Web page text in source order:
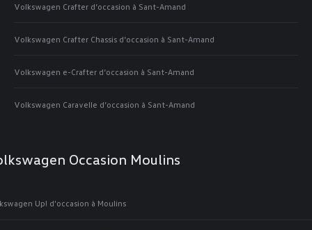
Volkswagen Crafter d’occasion à Sant-Amand
Volkswagen Crafter Chassis d’occasion à Sant-Amand
Volkswagen e-Crafter d’occasion à Sant-Amand
Volkswagen Caravelle d’occasion à Sant-Amand
Occasion Moulins
Up! d'occasion à Moulins